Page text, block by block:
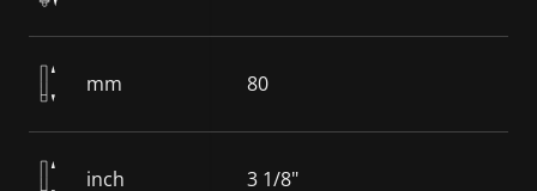
mm 80
inch 3 1/8"